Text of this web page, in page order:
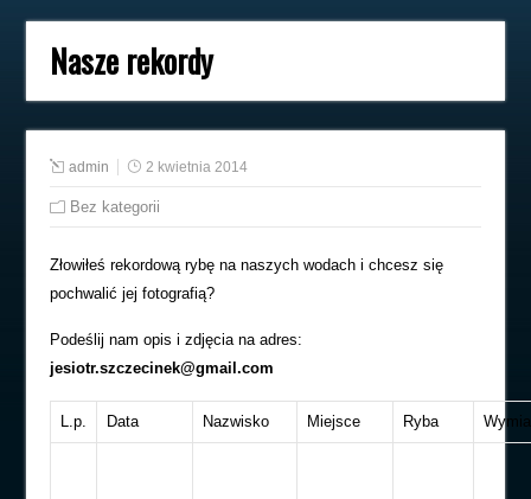
Nasze rekordy
admin 2 kwietnia 2014
Bez kategorii
Złowiłeś rekordową rybę na naszych wodach i chcesz się
pochwalić jej fotografią?
Podeślij nam opis i zdjęcia na adres:
jesiotr.szczecinek@gmail.com
L.p. Data Nazwisko Miejsce Ryba